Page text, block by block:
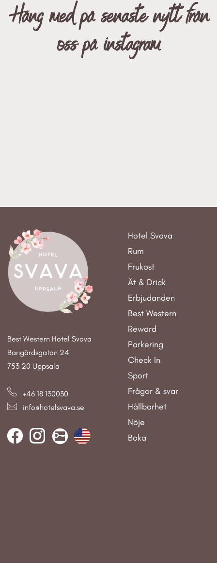
Häng med på senaste nytt från
oss på instagram
Best Western Hotel Svava
Bangårdsgatan 24
753 20 Uppsala
+46 18 130030
info@hotelsvava.se
Hotel Svava
Rum
Frukost
Ät & Drick
Erbjudanden
Best Western
Reward
Parkering
Check In
Sport
Frågor & svar
Hållbarhet
Nöje
Boka